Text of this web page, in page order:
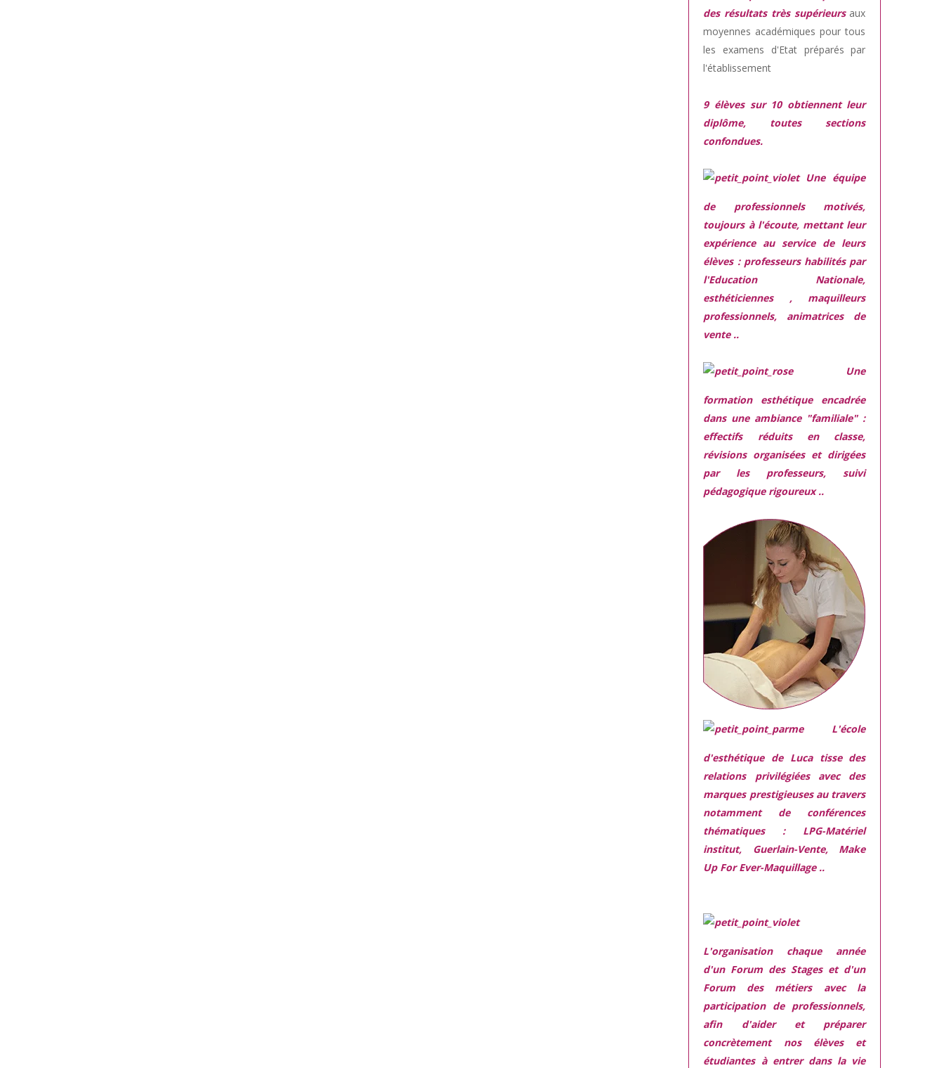
des résultats très supérieurs aux
moyennes académiques pour tous
les examens d'Etat préparés par
l'établissement
9 élèves sur 10 obtiennent leur
diplôme, toutes sections
confondues.
Une équipe
de professionnels motivés,
toujours à l'écoute, mettant leur
expérience au service de leurs
élèves : professeurs habilités par
l'Education Nationale,
esthéticiennes , maquilleurs
professionnels, animatrices de
vente ..
Une
formation esthétique encadrée
dans une ambiance "familiale" :
effectifs réduits en classe,
révisions organisées et dirigées
par les professeurs, suivi
pédagogique rigoureux ..
L'école
d'esthétique de Luca tisse des
relations privilégiées avec des
marques prestigieuses au travers
notamment de conférences
thématiques : LPG-Matériel
institut, Guerlain-Vente, Make
Up For Ever-Maquillage ..
L'organisation chaque année
d'un Forum des Stages et d'un
Forum des métiersavec la
participation de professionnels,
afin d'aider et préparer
concrètement nos élèves et
étudiantes à entrer dans la vie